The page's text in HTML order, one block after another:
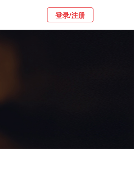
登录/注册